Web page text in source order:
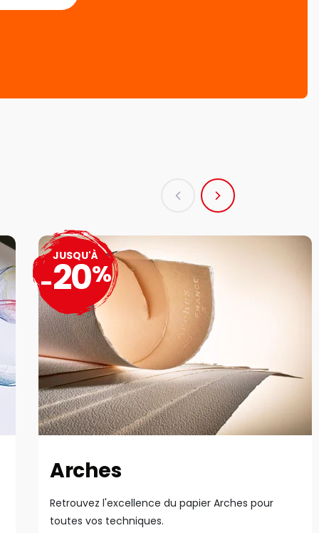
Arches
Retrouvez l'excellence du papier Arches pour
toutes vos techniques.
JUSQU'À
-20%